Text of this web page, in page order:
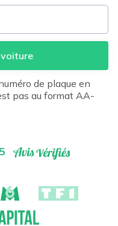
de plaque en
pas au format AA-